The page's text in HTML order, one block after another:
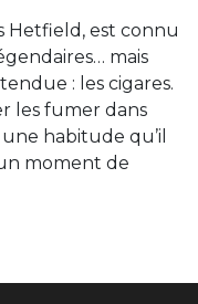
Hetfield, est connu
mais
: les cigares.
les fumer dans
habitude qu’il
moment de